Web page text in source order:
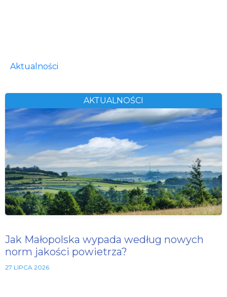
Aktualności
AKTUALNOŚCI
Jak Małopolska wypada według nowych
norm jakości powietrza?
27 LIPCA 2026